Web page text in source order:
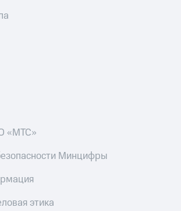
«МТС»
Минцифры
этика